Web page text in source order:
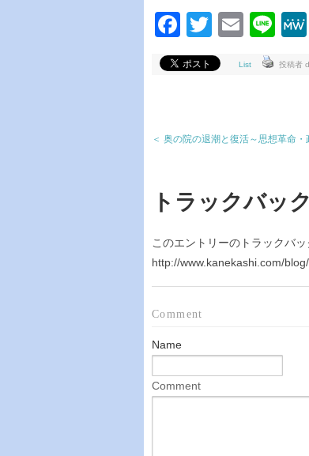
Facebook
Twitter
Email
List 投稿者
＜ 奥の院の退潮と復活～思想革命
トラックバック
このエントリーのトラックバッ
http://www.kanekashi.com/
Comment
Name
Comment